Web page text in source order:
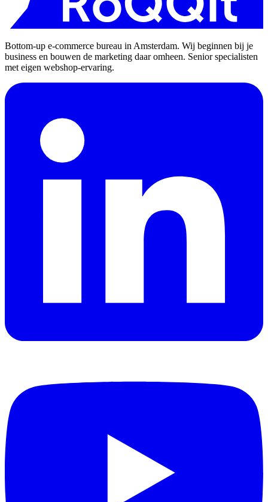
Bottom-up e-commerce bureau in Amsterdam. Wij beginnen bij je
business en bouwen de marketing daar omheen. Senior specialisten
met eigen webshop-ervaring.